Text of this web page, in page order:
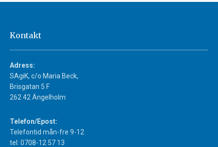
Kontakt
Adress:
SAgiK, c/o Maria Beck,
Brisgatan 5 F
262 42 Ängelholm
Telefon/Epost:
Telefontid mån-fre 9-12
tel: 0708-12 57 13